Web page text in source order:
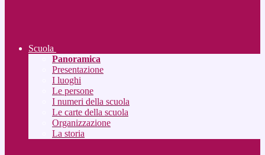
Scuola
Panoramica
Presentazione
I luoghi
Le persone
I numeri della scuola
Le carte della scuola
Organizzazione
La storia